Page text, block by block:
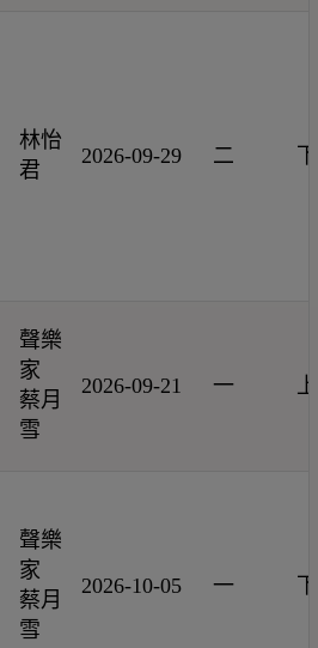
林怡
君
2026-09-29 二
聲樂
家
蔡月
雪
2026-09-21 一
聲樂
家
蔡月
雪
2026-10-05 一